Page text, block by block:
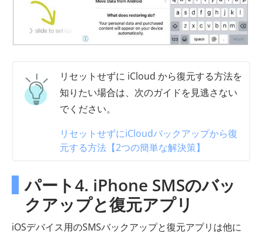
リセットせずに iCloud から復元する方法を
知りたい場合は、次のガイドを見逃さない
でください。
リセットせずにiCloudバックアップから復
元する方法【2つの簡単な解決策】
パート4. iPhone SMSのバッ
クアップと復元アプリ
iOSデバイス用のSMSバックアップと復元アプリは他に